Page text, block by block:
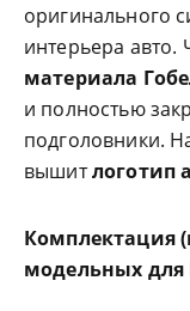
оригинального
интерьера авто.
материала
и полностью
подголовники.
вышитлоготип
Комплектация
модельных для